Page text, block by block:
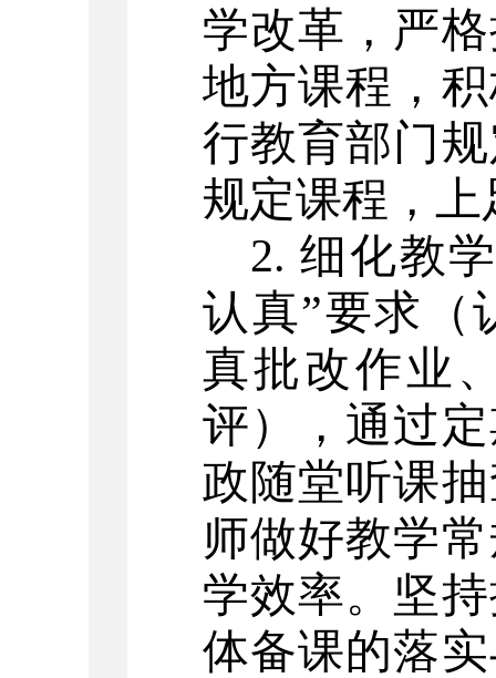
学改革，严
地方课程，
行教育部门
规定课程，
2. 细化教
认真”要求（
真批改作业
评），通过
政随堂听课
师做好教学
学效率。坚
体备课的落